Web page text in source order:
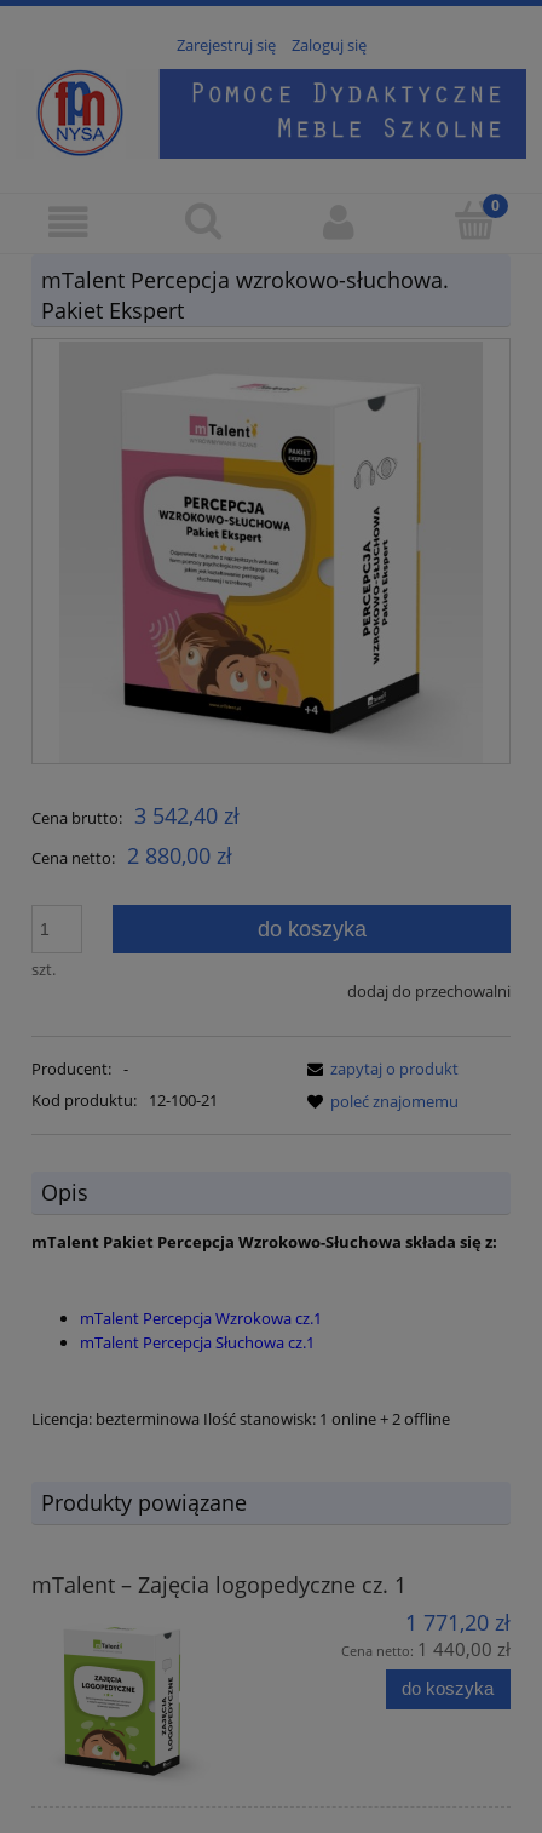
Zarejestruj się Zaloguj się
mTalent Percepcja wzrokowo-słuchowa.
Pakiet Ekspert
Cena brutto: 3 542,40 zł
Cena netto: 2 880,00 zł
szt.
do koszyka
dodaj do przechowalni
Producent: -
Kod produktu:
12-100-21
zapytaj o produkt
poleć znajomemu
Opis
mTalent Pakiet Percepcja Wzrokowo-Słuchowa składa się z:
mTalent Percepcja Wzrokowa cz.1
mTalent Percepcja Słuchowa cz.1
Licencja: bezterminowa Ilość stanowisk: 1 online + 2 offline
Produkty powiązane
mTalent – Zajęcia logopedyczne cz. 1
1 771,20 zł
Cena netto: 1 440,00 zł
do koszyka